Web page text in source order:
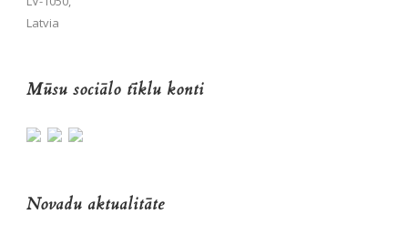
Latvia
Mūsu sociālo tīklu konti
Novadu aktualitāte